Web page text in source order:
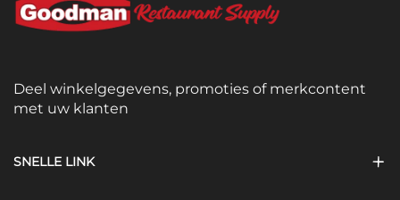
Deel winkelgegevens, promoties of merkcontent
met uw klanten
SNELLE LINK